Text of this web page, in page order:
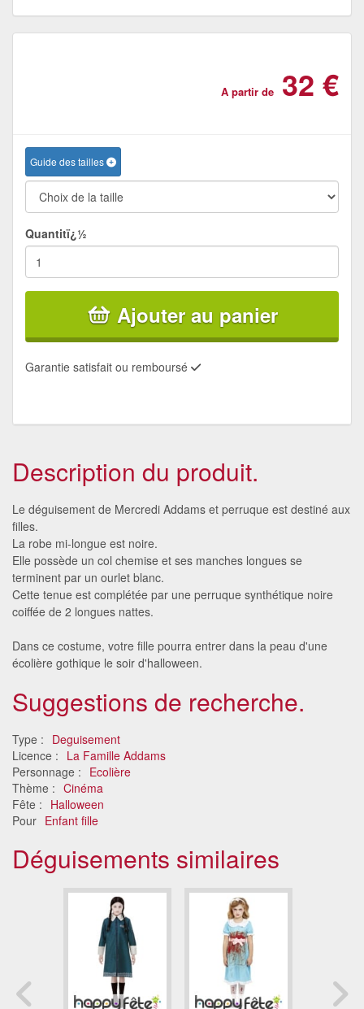
A partir de 32 €
Guide des tailles
Quantitï¿½
Ajouter au panier
Garantie satisfait ou remboursé
Description du produit.
Le déguisement de Mercredi Addams et perruque est destiné aux
filles.
La robe mi-longue est noire.
Elle possède un col chemise et ses manches longues se
terminent par un ourlet blanc.
Cette tenue est complétée par une perruque synthétique noire
coiffée de 2 longues nattes.
Dans ce costume, votre fille pourra entrer dans la peau d'une
écolière gothique le soir d'halloween.
Suggestions de recherche.
Type : Deguisement
Licence : La Famille Addams
Personnage : Ecolière
Thème : Cinéma
Fête : Halloween
Pour Enfant fille
Déguisements similaires